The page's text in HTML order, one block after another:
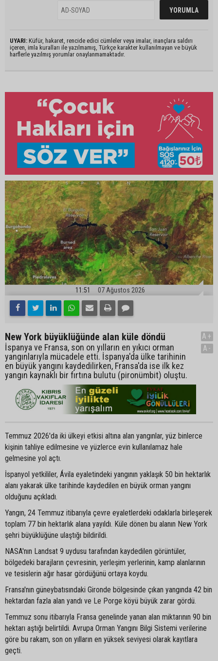
UYARI: Küfür, hakaret, rencide edici cümleler veya imalar, inançlara saldırı
içeren, imla kuralları ile yazılmamış, Türkçe karakter kullanılmayan ve büyük
harflerle yazılmış yorumlar onaylanmamaktadır.
11:51 07 Ağustos 2026
New York büyüklüğünde alan küle döndü
İspanya ve Fransa, son on yılların en yıkıcı orman
yangınlarıyla mücadele etti. İspanya'da ülke tarihinin
en büyük yangını kaydedilirken, Fransa'da ise ilk kez
yangın kaynaklı bir fırtına bulutu (pironümbit) oluştu.
A+
A-
Temmuz 2026'da iki ülkeyi etkisi altına alan yangınlar, yüz binlerce
kişinin tahliye edilmesine ve yüzlerce evin kullanılamaz hale
gelmesine yol açtı.
İspanyol yetkililer, Ávila eyaletindeki yangının yaklaşık 50 bin hektarlık
alanı yakarak ülke tarihinde kaydedilen en büyük orman yangını
olduğunu açıkladı.
Yangın, 24 Temmuz itibarıyla çevre eyaletlerdeki odaklarla birleşerek
toplam 77 bin hektarlık alana yayıldı. Küle dönen bu alanın New York
şehri büyüklüğüne ulaştığı bildirildi.
NASA'nın Landsat 9 uydusu tarafından kaydedilen görüntüler,
bölgedeki barajların çevresinin, yerleşim yerlerinin, kamp alanlarının
ve tesislerin ağır hasar gördüğünü ortaya koydu.
Fransa'nın güneybatısındaki Gironde bölgesinde çıkan yangında 42 bin
hektardan fazla alan yandı ve Le Porge köyü büyük zarar gördü.
Temmuz sonu itibarıyla Fransa genelinde yanan alan miktarının 90 bin
hektarı aştığı belirtildi. Avrupa Orman Yangını Bilgi Sistemi verilerine
göre bu rakam, son on yılların en yüksek seviyesi olarak kayıtlara
geçti.